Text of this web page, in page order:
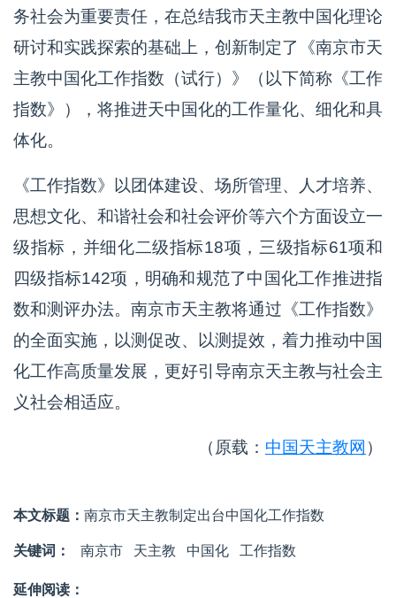
务社会为重要责任，在总结我市天主教中国化理论
研讨和实践探索的基础上，创新制定了《南京市天
主教中国化工作指数（试行）》（以下简称《工作
指数》），将推进天中国化的工作量化、细化和具
体化。
《工作指数》以团体建设、场所管理、人才培养、
思想文化、和谐社会和社会评价等六个方面设立一
级指标，并细化二级指标18项，三级指标61项和
四级指标142项，明确和规范了中国化工作推进指
数和测评办法。南京市天主教将通过《工作指数》
的全面实施，以测促改、以测提效，着力推动中国
化工作高质量发展，更好引导南京天主教与社会主
义社会相适应。
（原载： 中国天主教网 ）
本文标题： 南京市天主教制定出台中国化工作指数
关键词： 南京市 天主教 中国化 工作指数
延伸阅读：